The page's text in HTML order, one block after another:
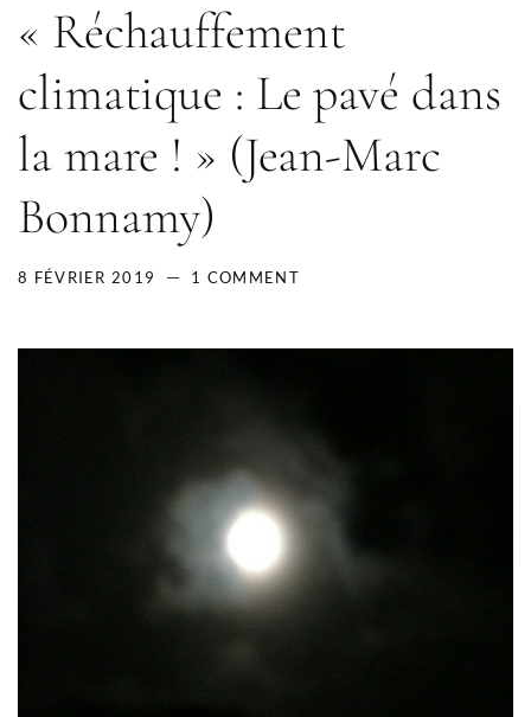
« Réchauffement
climatique : Le pavé dans
la mare ! » (Jean-Marc
Bonnamy)
8 FÉVRIER 2019 1 COMMENT